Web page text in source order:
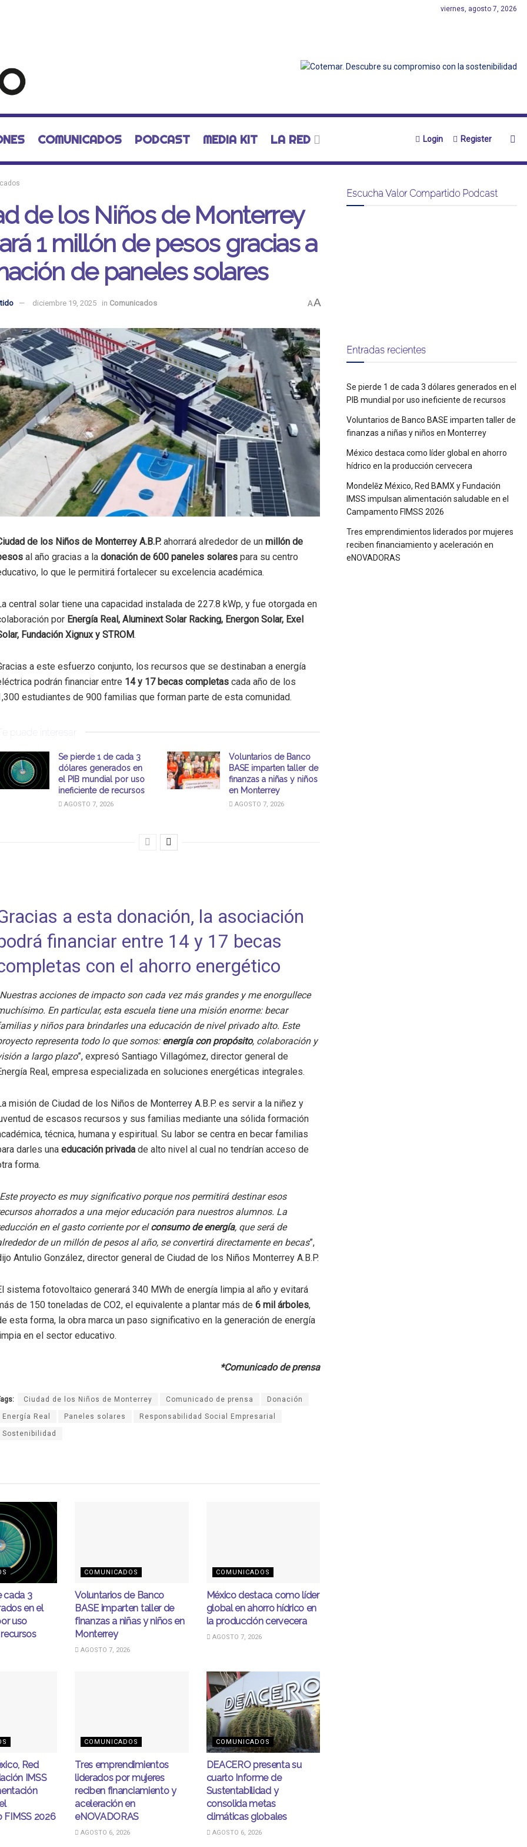
viernes, agosto 7, 2026
COMUNICADOS PODCAST MEDIA KIT LA RED Login Register
de los Niños de Monterrey
1 millón de pesos gracias a
de paneles solares
diciembre 19, 2025 in Comunicados AA
de los Niños de Monterrey A.B.P. ahorrará alrededor de un millón de
al año gracias a la donación de 600 paneles solares para su centro
lo que le permitirá fortalecer su excelencia académica.
central solar tiene una capacidad instalada de 227.8 kWp, y fue otorgada en
por Energía Real, Aluminext Solar Racking, Energon Solar, Exel
Fundación Xignux y STROM.
a este esfuerzo conjunto, los recursos que se destinaban a energía
podrán financiar entre 14 y 17 becas completas cada año de los
estudiantes de 900 familias que forman parte de esta comunidad.
puede interesar
Se pierde 1 de cada 3
dólares generados en
el PIB mundial por uso
ineficiente de recursos
AGOSTO 7, 2026
Voluntarios de Banco
BASE imparten taller de
finanzas a niñas y niños
en Monterrey
AGOSTO 7, 2026
a esta donación, la asociación
financiar entre 14 y 17 becas
con el ahorro energético
Nuestras acciones de impacto son cada vez más grandes y me enorgullece
En particular, esta escuela tiene una misión enorme: becar
y niños para brindarles una educación de nivel privado alto. Este
representa todo lo que somos: energía con propósito, colaboración y
a largo plazo”, expresó Santiago Villagómez, director general de
Real, empresa especializada en soluciones energéticas integrales.
misión de Ciudad de los Niños de Monterrey A.B.P. es servir a la niñez y
de escasos recursos y sus familias mediante una sólida formación
técnica, humana y espiritual. Su labor se centra en becar familias
darles una educación privada de alto nivel al cual no tendrían acceso de
forma.
Este proyecto es muy significativo porque nos permitirá destinar esos
ahorrados a una mejor educación para nuestros alumnos. La
en el gasto corriente por elconsumo de energía, que será de
de un millón de pesos al año, se convertirá directamente en becas”,
Antulio González, director general de Ciudad de los Niños Monterrey A.B.P.
sistema fotovoltaico generará 340 MWh de energía limpia al año y evitará
de 150 toneladas de CO2, el equivalente a plantar más de 6 mil árboles,
esta forma, la obra marca un paso significativo en la generación de energía
en el sector educativo.
*Comunicado de prensa
Ciudad de los Niños de Monterrey Comunicado de prensa Donación
Energía Real Paneles solares Responsabilidad Social Empresarial
Sostenibilidad
cada 3
en el
uso
COMUNICADOS
Voluntarios de Banco
BASE imparten taller de
finanzas a niñas y niños en
Monterrey
AGOSTO 7, 2026
COMUNICADOS
México destaca como líder
global en ahorro hídrico en
la producción cervecera
AGOSTO 7, 2026
Red
IMSS
2026
COMUNICADOS
Tres emprendimientos
liderados por mujeres
reciben financiamiento y
aceleración en
eNOVADORAS
AGOSTO 6, 2026
COMUNICADOS
DEACERO presenta su
cuarto Informe de
Sustentabilidad y
consolida metas
climáticas globales
AGOSTO 6, 2026
Escucha Valor Compartido Podcast
Entradas recientes
Se pierde 1 de cada 3 dólares generados en el
PIB mundial por uso ineficiente de recursos
Voluntarios de Banco BASE imparten taller de
finanzas a niñas y niños en Monterrey
México destaca como líder global en ahorro
hídrico en la producción cervecera
Mondelēz México, Red BAMX y Fundación
IMSS impulsan alimentación saludable en el
Campamento FIMSS 2026
Tres emprendimientos liderados por mujeres
reciben financiamiento y aceleración en
eNOVADORAS